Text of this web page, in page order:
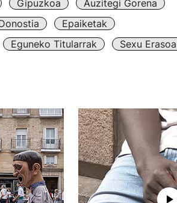
Gipuzkoa
Auzitegi Gorena
Epaiketak
Eguneko Titularrak Sexu